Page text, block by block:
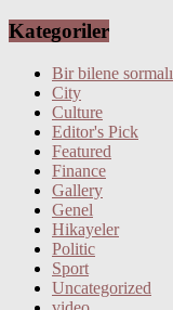
Kategoriler
Bir bilene sormalı
City
Culture
Editor's Pick
Featured
Finance
Gallery
Genel
Hikayeler
Politic
Sport
Uncategorized